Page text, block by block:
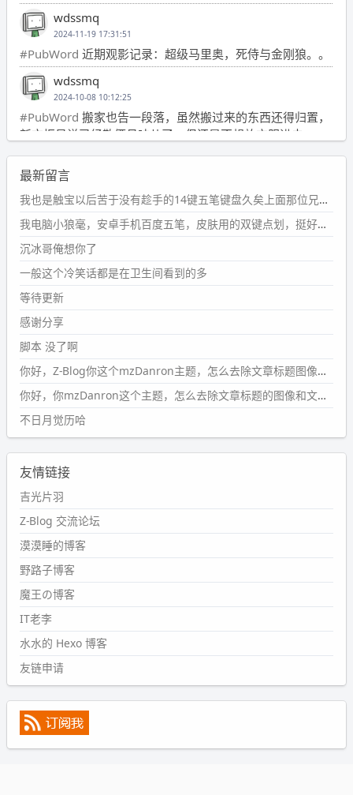
wdssmq
2024-11-19 17:31:51
#PubWord 近期观影记录：超级马里奥，死侍与金刚狼。。
wdssmq
2024-10-08 10:12:25
#PubWord 搬家也告一段落，虽然搬过来的东西还得归置，
新衣柜虽说已经散俩月味儿了，但还是不想放衣服进去。
wdssmq
2024-09-23 21:00:49
#PubWord要不我每年汇总整理一次？？碎雨集_沉冰浮水_
第1页https://www.wdssmq.com/tag/%E7%A2%8E%E9%9
B%A8%E9%9B%86/
wdssmq
2024-09-23 20:58:40
#PubWord
条嘟？？？？
wdssmq
2024-09-15 10:32:07
#PubWordVSCode 内 git 操作卡住的时候没办法主动取消
一直是个痛点，一般都是推送或拉取，今天连提交都卡
了。。
wdssmq
2024-09-11 08:45:43
#PubWord
然后天凉了，为了应对踢被子买了睡袋，不知道 1.2 米会不
会略窄。。
wdssmq
2024-09-09 19:43:00
#PubWord
表，21 年 11 月底发现 B 站上线了这部，直到前几天才看
完，还是分两次看的。。接下来有五项是 2019 年的，都是
电影 —— 略长的待办列表。。
最新留言
我也是触宝以后苦于没有趁手的14键五笔键盘久矣上面那位兄台用的百度双键点划布局我也用过很久，那个皮肤做得很粗糙，个别键位的触发区域是错位的，快速打字时很容易出错，修改它的皮肤文件校正后勉强能用，但早年出的皮肤分辨率太低，实在谈不上美观。百度小米定制版的商店里有一个"小黑板"皮肤还不错(百度官方输入法商店里没有)，但那个风格我不喜欢这两天找到了一个叫"森林集"的公众号，开发了海量的皮肤，很多都有14键版本，付费但很便宜，几块钱，终于有自己满意的输入法了搜了一下，这个工作室还是百度的官方合作伙伴，不知道为什么14键作品都不在官方商店上架，难道是百度官方在刻意放弃14键？
我电脑小狼毫，安卓手机百度五笔，皮肤用的双键点划，挺好的。
沉冰哥俺想你了
一般这个冷笑话都是在卫生间看到的多
等待更新
感谢分享
脚本 没了啊
你好，Z-Blog你这个mzDanron主题，怎么去除文章标题图像和文章摘要，仅显示标题，感谢回复！
你好，你mzDanron这个主题，怎么去除文章标题的图像和文章摘要！仅显示标题，感谢回复解决！
不日月觉历哈
友情链接
吉光片羽
Z-Blog 交流论坛
漠漠睡的博客
野路子博客
魔王の博客
IT老李
水水的 Hexo 博客
友链申请